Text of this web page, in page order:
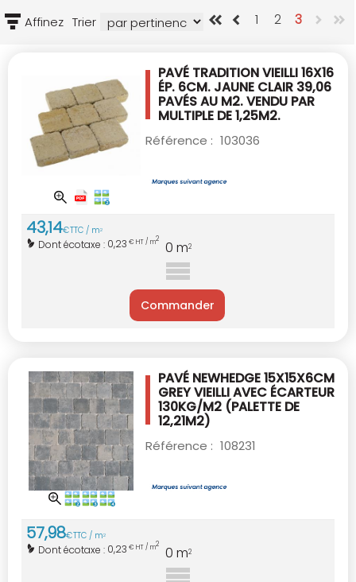
Affinez Trier 1 2 3
PAVÉ TRADITION VIEILLI 16X16
ÉP. 6CM. JAUNE CLAIR 39,06
PAVÉS AU M2.VENDU PAR
MULTIPLE DE 1,25M2.
Référence : 103036
43,14€TTC / m2
Dont écotaxe : 0,23 € HT / m2 0 m2
Commander
PAVÉ NEWHEDGE 15X15X6CM
GREY VIEILLIAVEC ÉCARTEUR
130KG/M2 (PALETTE DE
12,21M2)
Référence : 108231
57,98€TTC / m2
Dont écotaxe : 0,23 € HT / m2 0 m2